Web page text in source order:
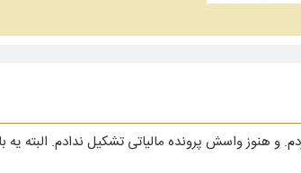
واسش پرونده مالیاتی تشکیل ندادم. البته یه